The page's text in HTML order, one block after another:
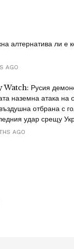
алтернатива ли е
AGO
Русия
наземна атака на
отбрана с
удар срещу
AGO